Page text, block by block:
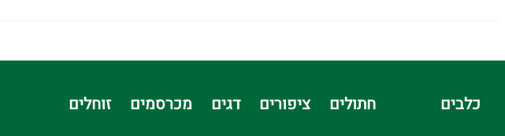
כלבים חתולים ציפורים דגים מכרסמים זוחלים